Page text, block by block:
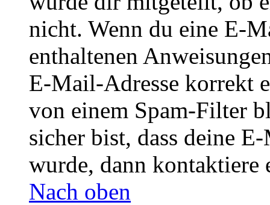
nicht. Wenn du eine E-
enthaltenen
E-Mail-Adresse korrekt
von einem Spam-Filter
sicher bist, dass deine
wurde, dann kontaktiere
Nach oben